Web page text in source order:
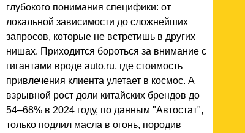
глубокого понимания специфики: от
локальной зависимости до сложнейших
запросов, которые не встретишь в других
нишах. Приходится бороться за внимание с
гигантами вроде auto.ru, где стоимость
привлечения клиента улетает в космос. А
взрывной рост доли китайских брендов до
54–68% в 2024 году, по данным "Автостат",
только подлил масла в огонь, породив